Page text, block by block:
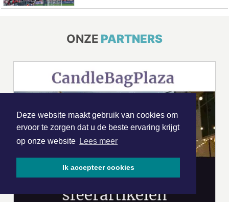
Deze website maakt gebruik van cookies om
ervoor te zorgen dat u de beste ervaring krijgt
op onze website Lees meer
Ik accepteer cookies
ONZE PARTNERS